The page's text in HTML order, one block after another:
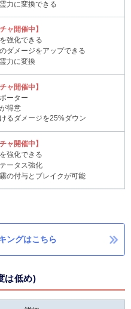
力に変換できる
ャ開催中】
強化できる
ダメージをアップできる
力に変換
ャ開催中】
ーター
得意
るダメージを25%ダウン
ャ開催中】
強化できる
ータス強化
の付与とブレイクが可能
ングはこちら
は低め)